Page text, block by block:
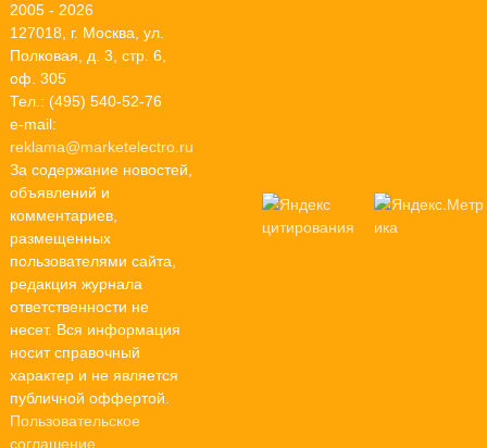
2005 - 2026
127018, г. Москва, ул.
Полковая, д. 3, стр. 6,
оф. 305
Тел.: (495) 540-52-76
e-mail:
reklama@marketelectro.ru
За содержание новостей,
объявлений и
комментариев,
размещенных
пользователями сайта,
редакция журнала
ответственности не
несет. Вся информация
носит справочный
характер и не является
публичной оффертой.
Пользовательское
соглашение